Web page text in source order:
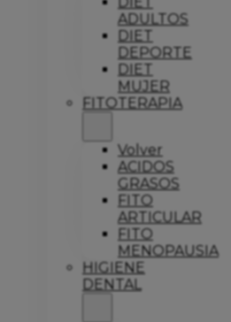
ADULTOS
DIET
DEPORTE
DIET
MUJER
FITOTERAPIA
Volver
ACIDOS
GRASOS
FITO
ARTICULAR
FITO
MENOPAUSIA
HIGIENE
DENTAL